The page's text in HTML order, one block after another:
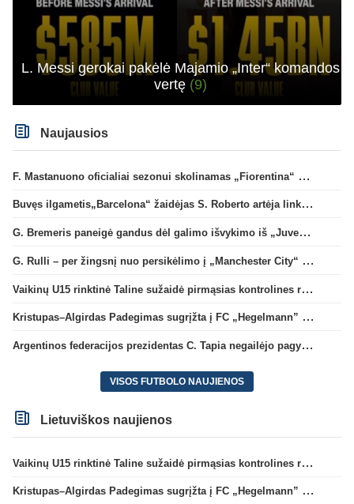
L. Messi gerokai pakėlė Majamio „Inter“ komandos
vertę (9)
Naujausios
F. Mastanuono oficialiai sezonui skolinamas „Fiorentina“ ekipai
Buvęs ilgametis„Barcelona“ žaidėjas S. Roberto artėja link persikėlimo į MLS
G. Bremeris paneigė gandus dėl galimo išvykimo iš „Juventus“ klubo
G. Rulli – per žingsnį nuo persikėlimo į „Manchester City“ klubą
Vaikinų U15 rinktinė Taline sužaidė pirmąsias kontrolines rungtynes
Kristupas–Algirdas Padegimas sugrįžta į FC „Hegelmann” B sudėtį
Argentinos federacijos prezidentas C. Tapia negailėjo pagyrų G. Infantino
VISOS FUTBOLO NAUJIENOS
Lietuviškos naujienos
Vaikinų U15 rinktinė Taline sužaidė pirmąsias kontrolines rungtynes
Kristupas–Algirdas Padegimas sugrįžta į FC „Hegelmann” B sudėtį